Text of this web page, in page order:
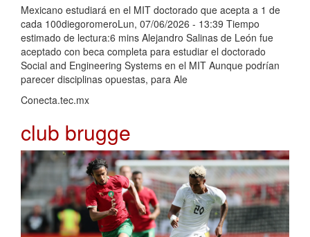
Mexicano estudiará en el MIT doctorado que acepta a 1 de
cada 100diegoromeroLun, 07/06/2026 - 13:39 Tiempo
estimado de lectura:6 mins Alejandro Salinas de León fue
aceptado con beca completa para estudiar el doctorado
Social and Engineering Systems en el MIT Aunque podrían
parecer disciplinas opuestas, para Ale
Conecta.tec.mx
club brugge